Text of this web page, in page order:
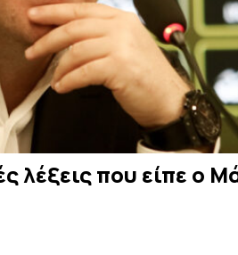
λέξεις που είπε ο